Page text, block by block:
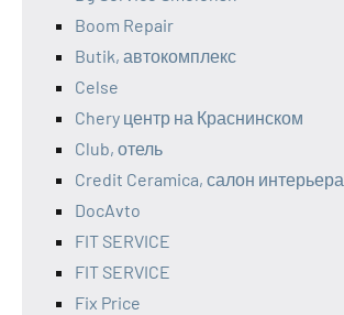
Boom Repair
Butik, автокомплекс
Celse
Chery центр на Краснинском
Club, отель
Credit Ceramica, салон интерьера
DocAvto
FIT SERVICE
FIT SERVICE
Fix Price